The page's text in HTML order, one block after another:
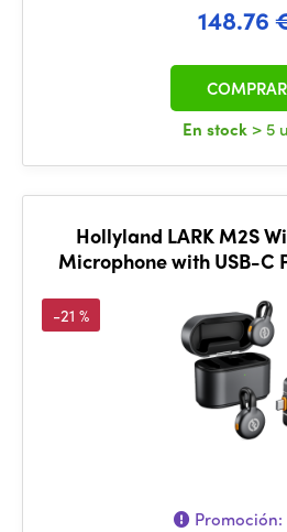
148.76
En stock > 5
COMPRAR
Hollyland LARK M2S
Microphone with USB-C
-21 %
Promoción: